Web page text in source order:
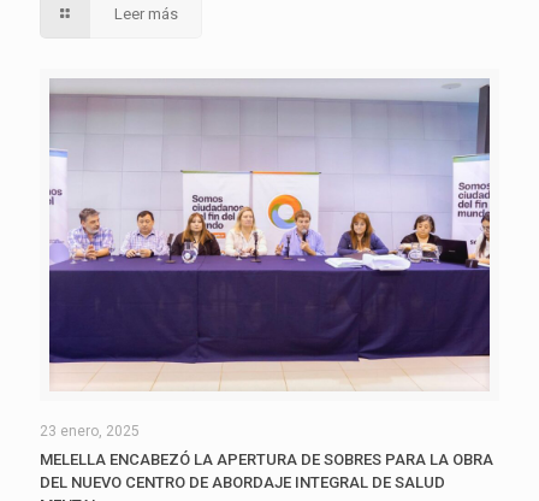
Leer más
23 enero, 2025
MELELLA ENCABEZÓ LA APERTURA DE SOBRES PARA LA OBRA
DEL NUEVO CENTRO DE ABORDAJE INTEGRAL DE SALUD